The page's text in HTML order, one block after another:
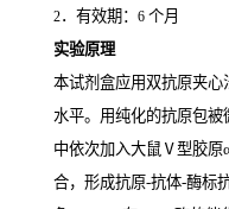
2．有效期： 6 个月
实验原理
本试剂盒应用双抗原夹
水平。用纯化的抗原包
中依次加入大鼠Ⅴ型胶原
合，形成抗原-抗体-酶标